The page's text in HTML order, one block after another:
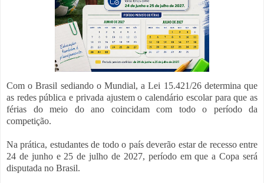
Com o Brasil sediando o Mundial, a Lei 15.421/26 determina que
as redes pública e privada ajustem o calendário escolar para que as
férias do meio do ano coincidam com todo o período da
competição.
Na prática, estudantes de todo o país deverão estar de recesso entre
24 de junho e 25 de julho de 2027, período em que a Copa será
disputada no Brasil.